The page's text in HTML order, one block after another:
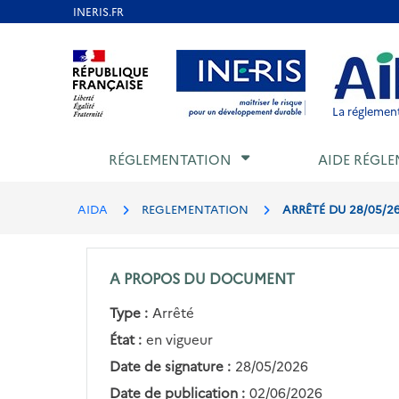
Aller au contenu Aller au menu Aller au
La
RÉGLEMENTATION AIDE
AIDA REGLEMENTATION ARRÊTÉ DU 28/05/
A PROPOS DU DOCUMENT
Type : Arrêté
État : en vigueur
Date de signature : 28/05/2026
Date de publication : 02/06/2026